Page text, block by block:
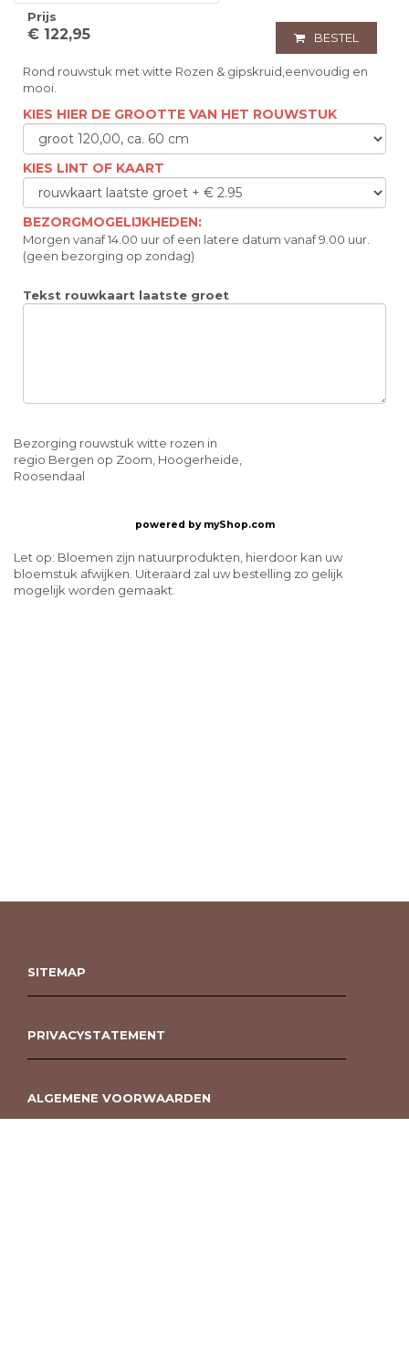
Prijs
€ 122,95 BESTEL
Rond rouwstuk met witte Rozen & gipskruid,eenvoudig en
mooi.
KIES HIER DE GROOTTE VAN HET ROUWSTUK
KIES LINT OF KAART
BEZORGMOGELIJKHEDEN:
Morgen vanaf 14.00 uur of een latere datum vanaf 9.00 uur.
(geen bezorging op zondag)
Tekst rouwkaart laatste groet
Bezorging rouwstuk witte rozen in
regio Bergen op Zoom, Hoogerheide,
Roosendaal
powered by myShop.com
Let op: Bloemen zijn natuurprodukten, hierdoor kan uw
bloemstuk afwijken. Uiteraard zal uw bestelling zo gelijk
mogelijk worden gemaakt.
SITEMAP
PRIVACYSTATEMENT
ALGEMENE VOORWAARDEN